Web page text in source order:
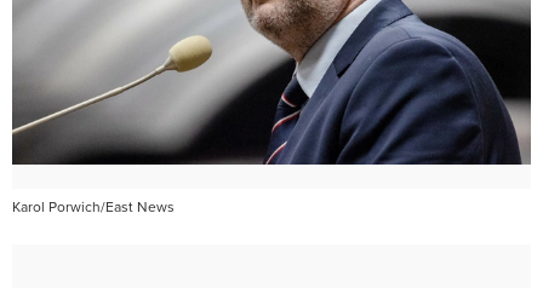
Karol Porwich/East News